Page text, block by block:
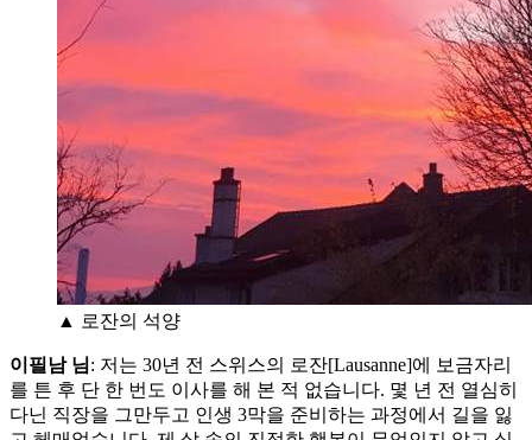
▲ 로잔의 석양
이필남 님: 저는 30년 전 스위스의 로잔[Lausanne]에 보금자리
를 튼 후 단 한 번도 이사를 해 본 적 없습니다. 몇 년 전 열심히
다닌 직장을 그만두고 인생 3막을 준비하는 과정에서 길을 잃